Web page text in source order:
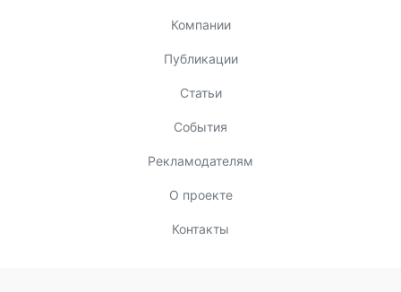
Компании
Публикации
Статьи
События
Рекламодателям
О проекте
Контакты